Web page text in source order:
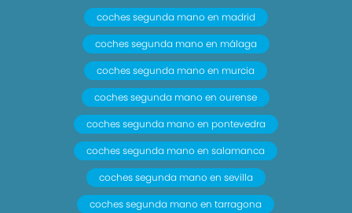
coches segunda mano en madrid
coches segunda mano en málaga
coches segunda mano en murcia
coches segunda mano en ourense
coches segunda mano en pontevedra
coches segunda mano en salamanca
coches segunda mano en sevilla
coches segunda mano en tarragona